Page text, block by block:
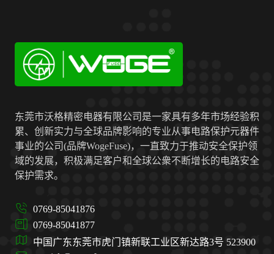
东莞市沃格精密电器有限公司是一家具有多年市场经验积
累、创新实力与全球品牌影响的专业从事电路保护元器件
事业的公司(品牌WogeFuse)，一直致力于推动安全保护领
域的发展，积极满足客户和全球公衆不断增长的电路安全
保护需求。
0769-85041876
0769-85041877
中国广东东莞市虎门镇新联工业区新达路3号 523900